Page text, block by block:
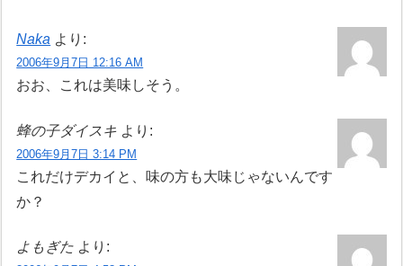
Naka より:
2006年9月7日 12:16 AM
おお、これは美味しそう。
蜂の子ダイスキ より:
2006年9月7日 3:14 PM
これだけデカイと、味の方も大味じゃないんです
か？
よもぎた より: